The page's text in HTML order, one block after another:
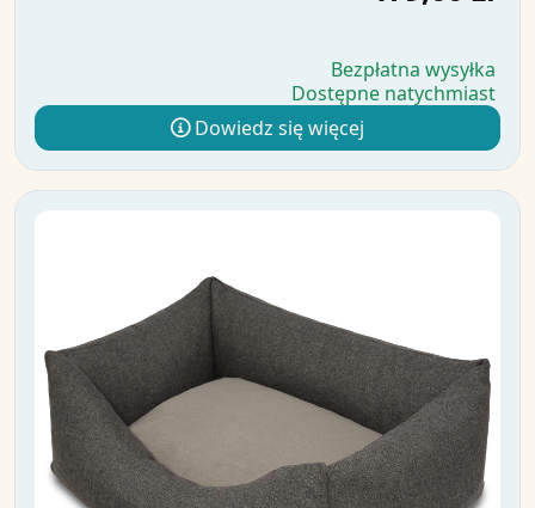
Bezpłatna wysyłka
Dostępne natychmiast
Dowiedz się więcej